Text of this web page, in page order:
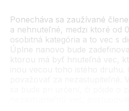
Ponecháva sa zaužívané
a nehnuteľné, medzi ktoré od
osobitná kategória a to vec s
Úplne nanovo bude
ktorou má byť hnuteľná vec,